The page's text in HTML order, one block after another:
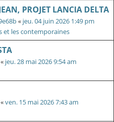
PROJET LANCIA DELTA
« jeu. 04 juin 2026 1:49 pm
et les contemporaines
jeu. 28 mai 2026 9:54 am
ven. 15 mai 2026 7:43 am